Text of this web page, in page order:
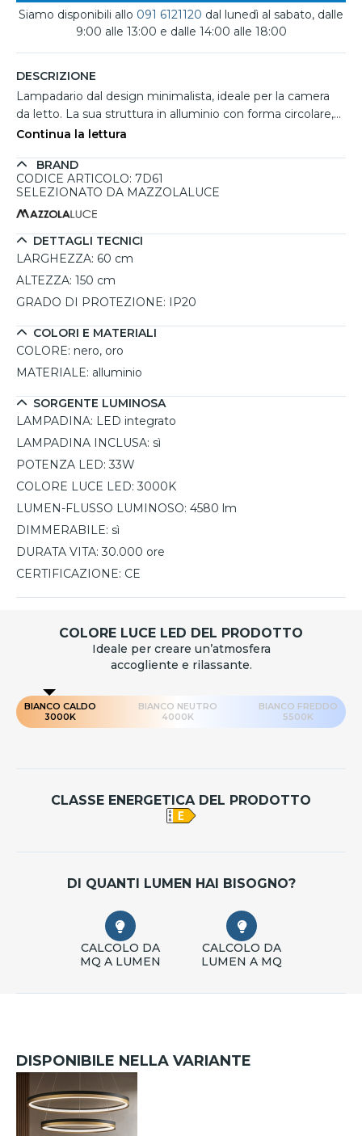
Siamo disponibili allo 091 6121120 dal lunedì al sabato, dalle
9:00 alle 13:00 e dalle 14:00 alle 18:00
DESCRIZIONE
Lampadario dal design minimalista, ideale per la camera
da letto. La sua struttura in alluminio con forma circolare,
caratterizzata da un elegante contrasto bicolore nero e
contemporaneo. L’anello sospeso permette una
distribuzione uniforme della luce, che si diffonde
e rilassante. La luce a LED integrata, con temperatura di
colore a 3000K, è dimmerabile tramite un interruttore a
parete (acquistabile separatamente), permettendo di
regolare l’intensità luminosa secondo le esigenze. Questo
spazi contemporanei, senza risultare ingombrante grazie
al suo profilo sottile. La sua durata di 30.000 ore assicura
una lunga vita operativa, offrendo un’illuminazione stabile
Continua la lettura
BRAND
CODICE ARTICOLO: 7D61
SELEZIONATO DA MAZZOLALUCE
DETTAGLI TECNICI
LARGHEZZA: 60 cm
ALTEZZA: 150 cm
GRADO DI PROTEZIONE: IP20
COLORI E MATERIALI
COLORE: nero, oro
MATERIALE: alluminio
SORGENTE LUMINOSA
LAMPADINA: LED integrato
LAMPADINA INCLUSA: sì
POTENZA LED: 33W
COLORE LUCE LED: 3000K
LUMEN-FLUSSO LUMINOSO: 4580 lm
DIMMERABILE: sì
DURATA VITA: 30.000 ore
CERTIFICAZIONE: CE
COLORE LUCE LED DEL PRODOTTO
Ideale per creare un’atmosfera
accogliente e rilassante.
BIANCO CALDO
3000K
BIANCO NEUTRO
4000K
BIANCO FREDDO
5500K
CLASSE ENERGETICA DEL PRODOTTO
DI QUANTI LUMEN HAI BISOGNO?
CALCOLO DA
MQ A LUMEN
CALCOLO DA
LUMEN A MQ
DISPONIBILE NELLA VARIANTE